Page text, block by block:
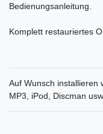
Bedienungsanleitung.
Komplett restauriertes
Auf Wunsch installieren
MP3, iPod, Discman